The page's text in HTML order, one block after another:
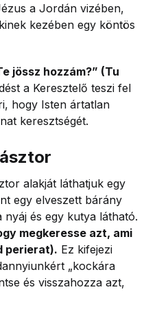
a Jordán vizében,
kezében egy köntös
jössz hozzám?” (Tu
a Keresztelő teszi fel
hogy Isten ártatlan
keresztségét.
alakját láthatjuk egy
egy elveszett bárány
és egy kutya látható.
megkeresse azt, ami
perierat). Ez kifejezi
„kockára
és visszahozza azt,